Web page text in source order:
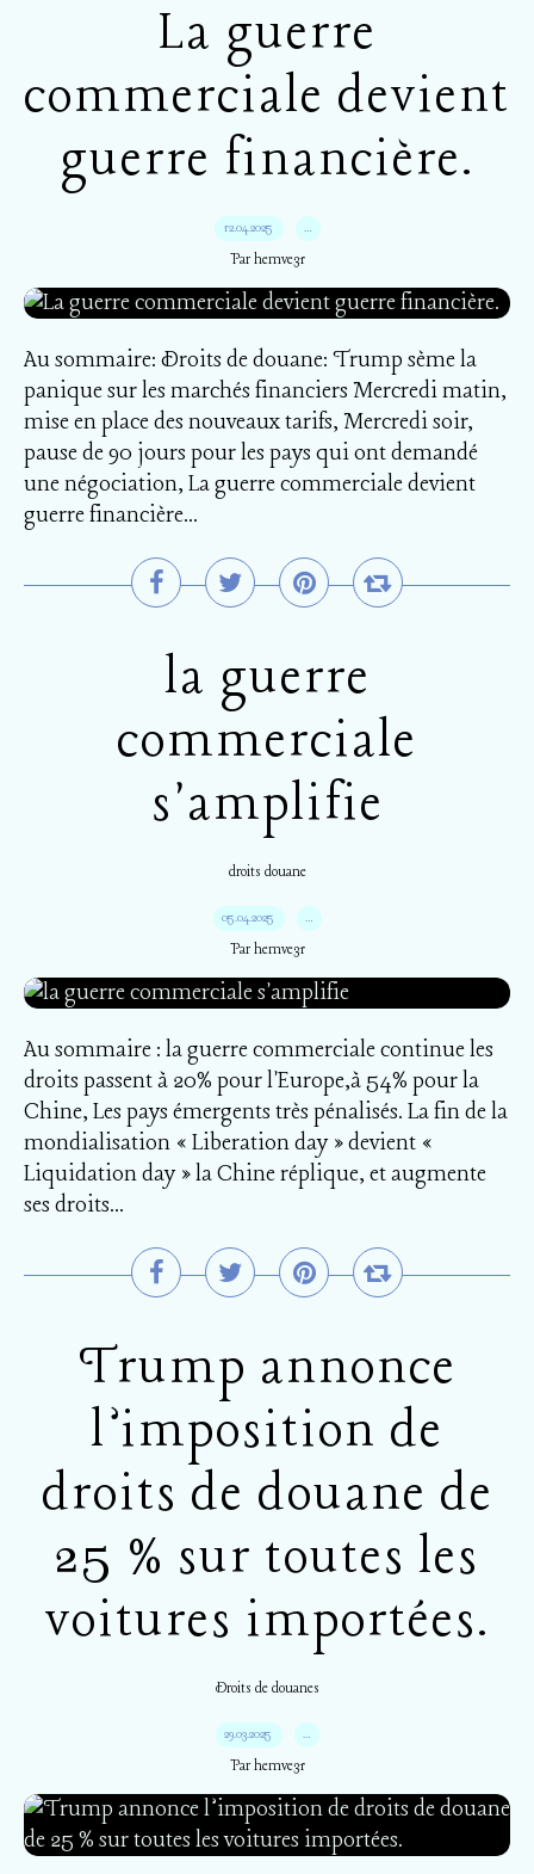
La guerre
commerciale devient
guerre financière.
12.04.2025 …
Par hemve31
Au sommaire: Droits de douane: Trump sème la
panique sur les marchés financiers Mercredi matin,
mise en place des nouveaux tarifs, Mercredi soir,
pause de 90 jours pour les pays qui ont demandé
une négociation, La guerre commerciale devient
guerre financière...
la guerre
commerciale
s'amplifie
droits douane
05.04.2025 …
Par hemve31
Au sommaire : la guerre commerciale continue les
droits passent à 20% pour l'Europe,à 54% pour la
Chine, Les pays émergents très pénalisés. La fin de la
mondialisation « Liberation day » devient «
Liquidation day » la Chine réplique, et augmente
ses droits...
Trump annonce
l’imposition de
droits de douane de
25 % sur toutes les
voitures importées.
Droits de douanes
29.03.2025 …
Par hemve31